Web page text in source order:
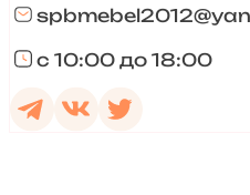
с 10:00 до 18:00